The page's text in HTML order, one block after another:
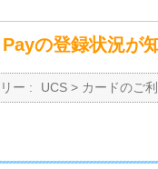
の登録状況が
ー : UCS > カードのご